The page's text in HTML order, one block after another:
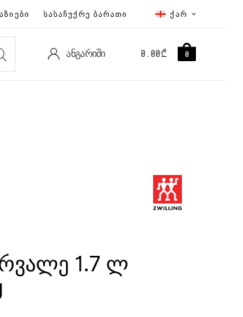
ᲥᲐᲠ
ᲡᲐᲡᲐᲩᲣᲥᲠᲔ ᲑᲐᲠᲐᲗᲘ
ᲐᲜᲒᲐᲠᲘᲨᲘ 0.00₾ 0
1.7 ლ